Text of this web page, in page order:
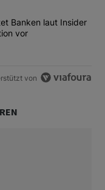
bereitet
Banken laut Insider
vor
von